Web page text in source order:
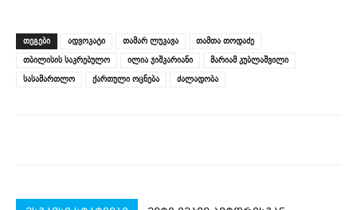
(Opens
in
new
window)
in
new
window)
(Opens
in
new
window)
in
new
window)
(Opens
in
new
window)
new
window)
ᲗᲔᲒᲔᲑᲘ ადვოკატი თამარ ლუკავა
თამთა თოდაძე
თბილისის საკრებულო
ილია ჯიშკარიანი
მარიამ კუბლაშვილი
სასამართლო
ქართული ოცნება ძალადობა